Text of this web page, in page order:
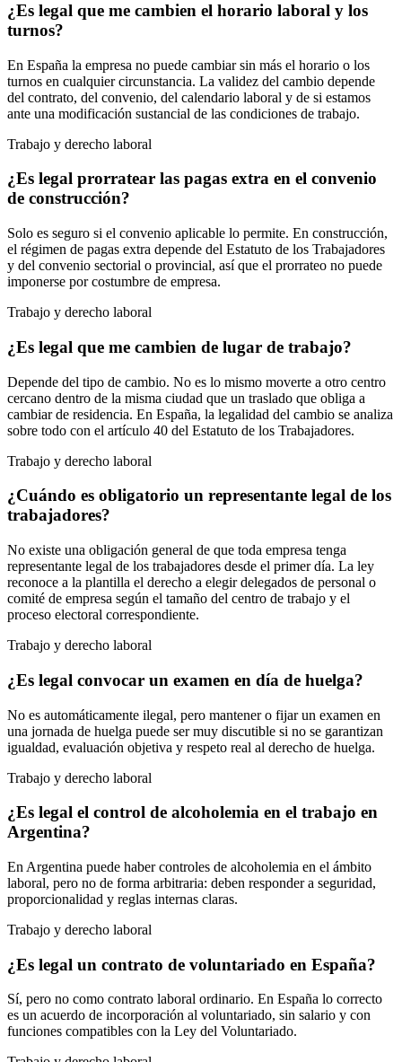
¿Es legal que me cambien el horario laboral y los
turnos?
En España la empresa no puede cambiar sin más el horario o los
turnos en cualquier circunstancia. La validez del cambio depende
del contrato, del convenio, del calendario laboral y de si estamos
ante una modificación sustancial de las condiciones de trabajo.
Trabajo y derecho laboral
¿Es legal prorratear las pagas extra en el convenio
de construcción?
Solo es seguro si el convenio aplicable lo permite. En construcción,
el régimen de pagas extra depende del Estatuto de los Trabajadores
y del convenio sectorial o provincial, así que el prorrateo no puede
imponerse por costumbre de empresa.
Trabajo y derecho laboral
¿Es legal que me cambien de lugar de trabajo?
Depende del tipo de cambio. No es lo mismo moverte a otro centro
cercano dentro de la misma ciudad que un traslado que obliga a
cambiar de residencia. En España, la legalidad del cambio se analiza
sobre todo con el artículo 40 del Estatuto de los Trabajadores.
Trabajo y derecho laboral
¿Cuándo es obligatorio un representante legal de los
trabajadores?
No existe una obligación general de que toda empresa tenga
representante legal de los trabajadores desde el primer día. La ley
reconoce a la plantilla el derecho a elegir delegados de personal o
comité de empresa según el tamaño del centro de trabajo y el
proceso electoral correspondiente.
Trabajo y derecho laboral
¿Es legal convocar un examen en día de huelga?
No es automáticamente ilegal, pero mantener o fijar un examen en
una jornada de huelga puede ser muy discutible si no se garantizan
igualdad, evaluación objetiva y respeto real al derecho de huelga.
Trabajo y derecho laboral
¿Es legal el control de alcoholemia en el trabajo en
Argentina?
En Argentina puede haber controles de alcoholemia en el ámbito
laboral, pero no de forma arbitraria: deben responder a seguridad,
proporcionalidad y reglas internas claras.
Trabajo y derecho laboral
¿Es legal un contrato de voluntariado en España?
Sí, pero no como contrato laboral ordinario. En España lo correcto
es un acuerdo de incorporación al voluntariado, sin salario y con
funciones compatibles con la Ley del Voluntariado.